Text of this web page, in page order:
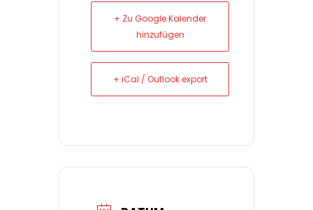
+ Zu Google Kalender
hinzufügen
+ iCal / Outlook export